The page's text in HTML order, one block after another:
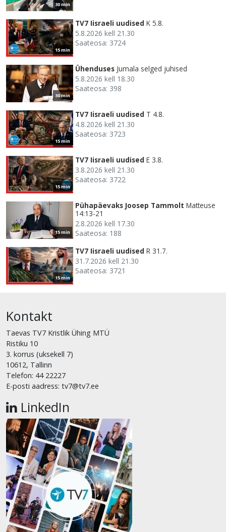
30 min
15 min
TV7 Iisraeli uudised K 5.8.
5.8.2026 kell 21.30
Saateosa: 3724
30 min
Ühenduses Jumala selged juhised
5.8.2026 kell 18.30
Saateosa: 398
15 min
TV7 Iisraeli uudised T 4.8.
4.8.2026 kell 21.30
Saateosa: 3723
15 min
TV7 Iisraeli uudised E 3.8.
3.8.2026 kell 21.30
Saateosa: 3722
15 min
Pühapäevaks Joosep Tammolt Matteuse
14:13-21
2.8.2026 kell 17.30
Saateosa: 188
15 min
TV7 Iisraeli uudised R 31.7.
31.7.2026 kell 21.30
Saateosa: 3721
Kontakt
Taevas TV7 Kristlik Ühing MTÜ
Ristiku 10
3. korrus (uksekell 7)
10612, Tallinn
Telefon: 44 22227
E-posti aadress: tv7@tv7.ee
LinkedIn